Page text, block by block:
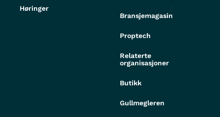
Høringer
Bransjemagasin
Proptech
Relaterte
organisasjoner
Butikk
Gullmegleren